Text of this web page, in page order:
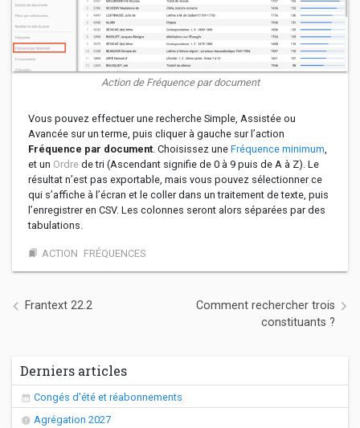
Action de Fréquence par document
Vous pouvez effectuer une recherche Simple, Assistée ou
Avancée sur un terme, puis cliquer à gauche sur l’action
Fréquence par document. Choisissez une Fréquence minimum,
et un Ordre de tri (Ascendant signifie de 0 à 9 puis de A à Z). Le
résultat n’est pas exportable, mais vous pouvez sélectionner ce
qui s’affiche à l’écran et le coller dans un traitement de texte, puis
l’enregistrer en CSV. Les colonnes seront alors séparées par des
tabulations.
bookmarks ACTION FRÉQUENCES
Navigation de l’article
Frantext 22.2
Comment rechercher trois
constituants ?
Derniers articles
Congés d'été et réabonnements
Agrégation 2027